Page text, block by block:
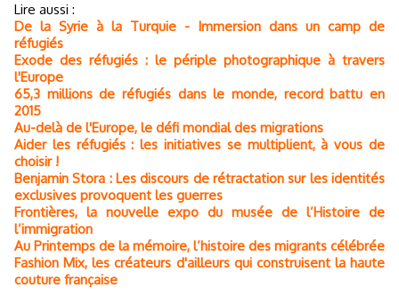
Lire aussi :
De la Syrie à la Turquie - Immersion dans un camp de
réfugiés
Exode des réfugiés : le périple photographique à travers
l'Europe
65,3 millions de réfugiés dans le monde, record battu en
2015
Au-delà de l'Europe, le défi mondial des migrations
Aider les réfugiés : les initiatives se multiplient, à vous de
choisir !
Benjamin Stora : Les discours de rétractation sur les identités
exclusives provoquent les guerres
Frontières, la nouvelle expo du musée de l’Histoire de
l’immigration
Au Printemps de la mémoire, l’histoire des migrants célébrée
Fashion Mix, les créateurs d'ailleurs qui construisent la haute
couture française